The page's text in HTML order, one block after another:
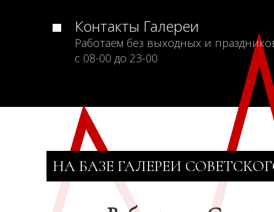
Контакты Галереи
Работаем без выходных и
с 08-00 до 23-00
НА БАЗЕ ГАЛЕРЕИ